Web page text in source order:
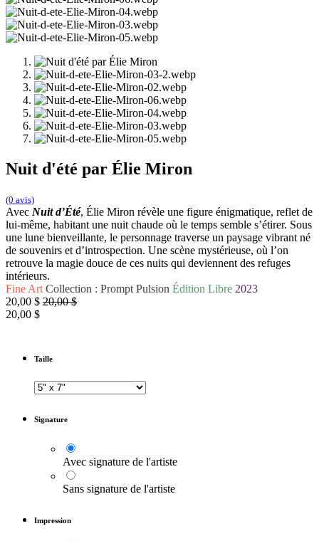
Nuit d'été par Élie Miron
(0 avis)
Avec Nuit d’Été, Élie Miron révèle une figure énigmatique, reflet de
lui-même, habitant une nuit chaude où le temps semble s’étirer. Sous
une lune bienveillante, le personnage traverse un paysage vibrant né
de souvenirs et d’introspection. Une scène mystérieuse, où l’on
retrouve la magie douce de ces nuits qui deviennent des refuges
intérieurs.
Fine Art Collection : Prompt Pulsion Édition Libre 2023
20,00 $ 20,00$
20,00 $
Taille
Signature
Avec signature de l'artiste
Sans signature de l'artiste
Impression